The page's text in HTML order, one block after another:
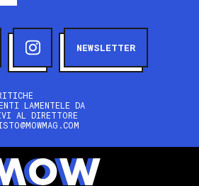
NEWSLETTER
LAMENTELE DA
AL DIRETTORE